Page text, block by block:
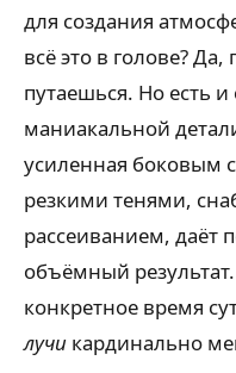
для создания
всё это в голове?
путаешься. Но есть
маниакальной
усиленная боковым
резкими тенями,
рассеиванием, даёт
объёмный
конкретное время
лучи кардинально